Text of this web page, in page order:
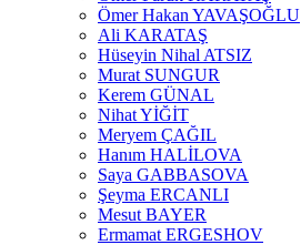
Ömer Hakan YAVAŞOĞLU
Ali KARATAŞ
Hüseyin Nihal ATSIZ
Murat SUNGUR
Kerem GÜNAL
Nihat YİĞİT
Meryem ÇAĞIL
Hanım HALİLOVA
Saya GABBASOVA
Şeyma ERCANLI
Mesut BAYER
Ermamat ERGESHOV